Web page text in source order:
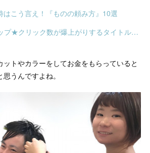
はこう言え！『ものの頼み方』10選
たった一言でCTRアップ★クリック数が爆上がりするタイトルの決め方
ットやカラーをしてお金をもらっていると
うんですよね。